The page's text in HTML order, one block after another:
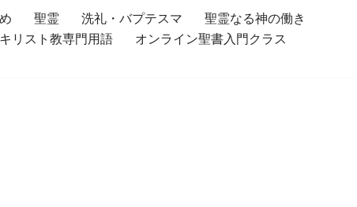
聖霊 洗礼・バプテスマ
聖霊なる神の働き
キリスト教専門用語
オンライン聖書入門クラス